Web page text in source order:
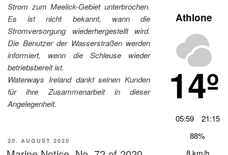
Strom zum Meelick-Gebiet unterbrochen.
Es ist nicht bekannt, wann die
Stromversorgung wiederhergestellt wird.
Die Benutzer der Wasserstraßen werden
informiert, wenn die Schleuse wieder
betriebsbereit ist.
Waterways Ireland dankt seinen Kunden
für ihre Zusammenarbeit in dieser
Angelegenheit.
VERÖFFENTLICHT
AM
20. AUGUST 2020
Athlone
14º
05:59
21:15
88%